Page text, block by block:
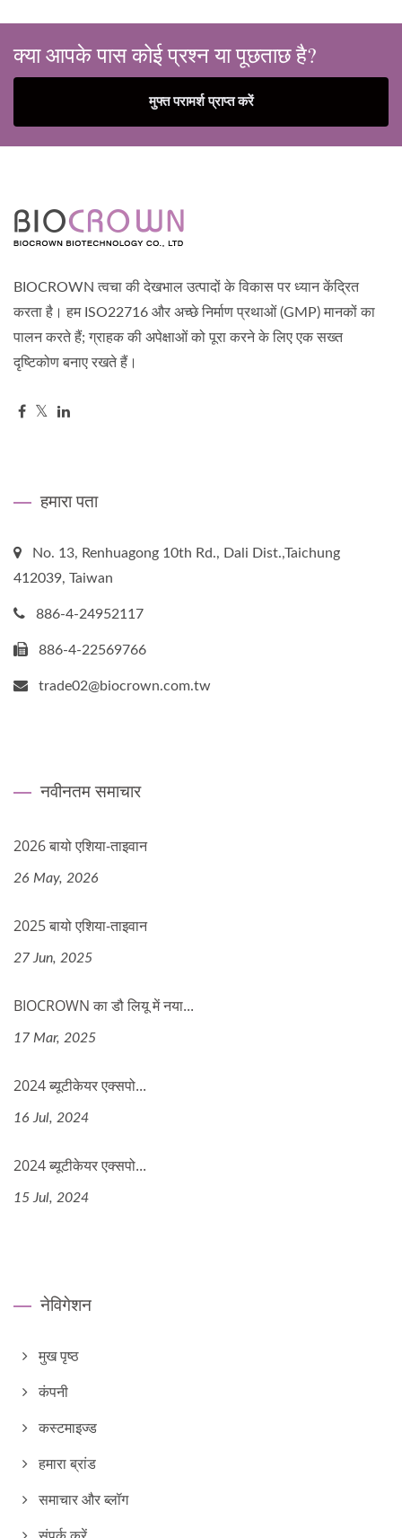
क्या आपके पास कोई प्रश्न या पूछताछ है?
मुफ्त परामर्श प्राप्त करें
BIOCROWN त्वचा की देखभाल उत्पादों के विकास पर ध्यान केंद्रित
करता है। हम ISO22716 और अच्छे निर्माण प्रथाओं (GMP) मानकों का
पालन करते हैं; ग्राहक की अपेक्षाओं को पूरा करने के लिए एक सख्त
दृष्टिकोण बनाए रखते हैं।
हमारा पता
No. 13, Renhuagong 10th Rd., Dali Dist.,Taichung
412039, Taiwan
886-4-24952117
886-4-22569766
trade02@biocrown.com.tw
नवीनतम समाचार
2026 बायो एशिया-ताइवान
26 May, 2026
2025 बायो एशिया-ताइवान
27 Jun, 2025
BIOCROWN का डौ लियू में नया...
17 Mar, 2025
2024 ब्यूटीकेयर एक्सपो...
16 Jul, 2024
2024 ब्यूटीकेयर एक्सपो...
15 Jul, 2024
नेविगेशन
मुख पृष्ठ
कंपनी
कस्टमाइज्ड
हमारा ब्रांड
समाचार और ब्लॉग